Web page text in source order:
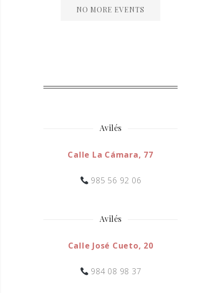
NO MORE EVENTS
Avilés
Calle La Cámara, 77
985 56 92 06
Avilés
Calle José Cueto, 20
984 08 98 37